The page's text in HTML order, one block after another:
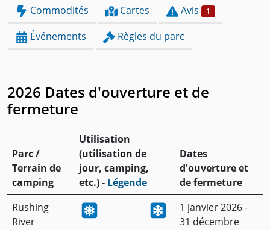
Commodités
Cartes Avis 1
Événements Règles du parc
2026 Dates d'ouverture et de
fermeture
Parc /
Terrain de
camping
Utilisation
(utilisation de
jour, camping,
etc.) - Légende
Dates
d'ouverture et
de fermeture
Rushing
River
1 janvier 2026 -
31 décembre